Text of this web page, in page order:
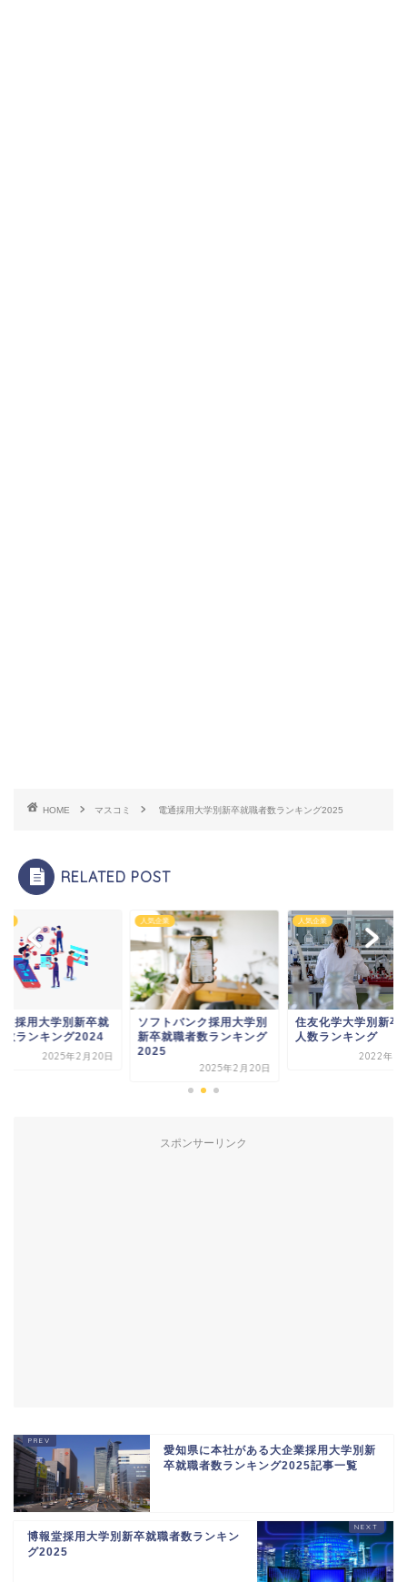
HOME マスコミ 電通採用大学別新卒就職者数ランキング2025
RELATED POST
採用大学別新卒就
数ランキング2024
2025年2月20日
人気企業
ソフトバンク採用大学別
新卒就職者数ランキング
2025
2025年2月20日
人気企業
住友化学大学別新卒
人数ランキング
2022年12
スポンサーリンク
愛知県に本社がある大企業採用大学別新
卒就職者数ランキング2025記事一覧
博報堂採用大学別新卒就職者数ランキン
グ2025